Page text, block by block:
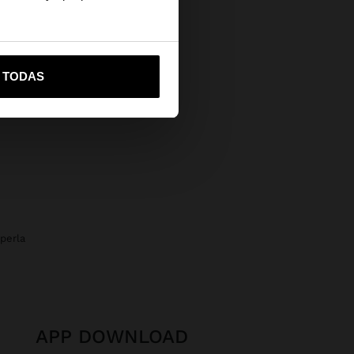
TODAS
a United States
APP DOWNLOAD